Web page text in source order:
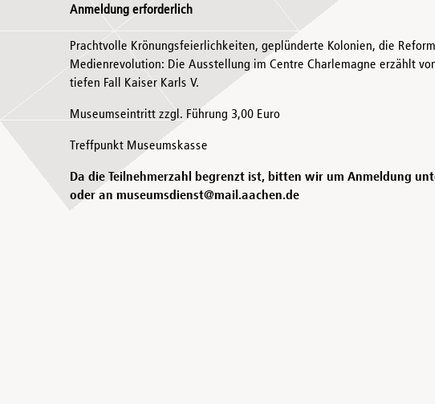
Anmeldung erforderlich
Prachtvolle Krönungsfeierlichkeiten, geplünderte Kolonien, die
Medienrevolution: Die Ausstellung im Centre Charlemagne erzählt
tiefen Fall Kaiser Karls V.
Museumseintritt zzgl. Führung 3,00 Euro
Treffpunkt Museumskasse
Da die Teilnehmerzahl begrenzt ist, bitten wir um Anmeldung
oder an museumsdienst@mail.aachen.de